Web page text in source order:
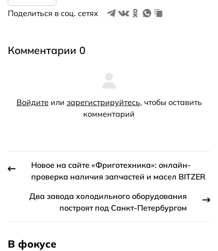
Поделиться в соц. сетях
Комментарии 0
Войдите или зарегистрируйтесь, чтобы оставить
комментарий
Новое на сайте «Фриготехника»: онлайн-
проверка наличия запчастей и масел BITZER
Два завода холодильного оборудования
построят под Санкт-Петербургом
В фокусе